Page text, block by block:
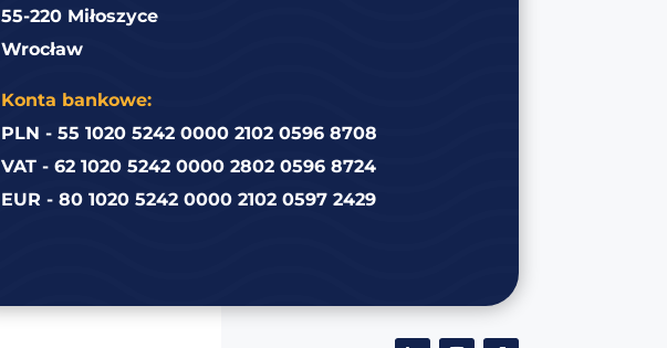
55-220 Miłoszyce
Wrocław
Konta bankowe:
PLN - 55 1020 5242 0000 2102 0596 8708
VAT - 62 1020 5242 0000 2802 0596 8724
EUR - 80 1020 5242 0000 2102 0597 2429